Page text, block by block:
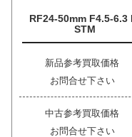
RF24-50mm F4.5-6.3
STM
新品参考買取価格
お問合せ下さい
中古参考買取価格
お問合せ下さい